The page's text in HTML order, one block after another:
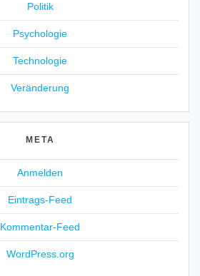
Politik
Psychologie
Technologie
Veränderung
META
Anmelden
Eintrags-Feed
Kommentar-Feed
WordPress.org